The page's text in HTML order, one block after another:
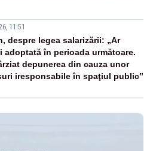
11:51
despre legea salarizării: „Ar
adoptată în perioada următoare.
depunerea din cauza unor
iresponsabile în spaţiul public”